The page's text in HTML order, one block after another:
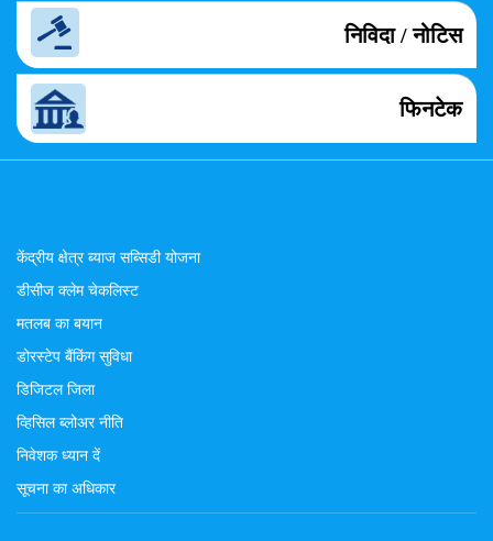
निविदा / नोटिस
फिनटेक
केंद्रीय क्षेत्र ब्याज सब्सिडी योजना
डीसीज क्लेम चेकलिस्ट
मतलब का बयान
डोरस्टेप बैंकिंग सुविधा
डिजिटल जिला
व्हिसिल ब्लोअर नीति
निवेशक ध्यान दें
सूचना का अधिकार